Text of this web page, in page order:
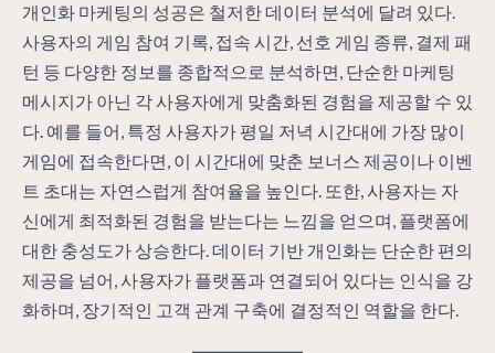
개인화 마케팅의 성공은 철저한 데이터 분석에 달려 있다.
사용자의 게임 참여 기록, 접속 시간, 선호 게임 종류, 결제 패
턴 등 다양한 정보를 종합적으로 분석하면, 단순한 마케팅
메시지가 아닌 각 사용자에게 맞춤화된 경험을 제공할 수 있
다. 예를 들어, 특정 사용자가 평일 저녁 시간대에 가장 많이
게임에 접속한다면, 이 시간대에 맞춘 보너스 제공이나 이벤
트 초대는 자연스럽게 참여율을 높인다. 또한, 사용자는 자
신에게 최적화된 경험을 받는다는 느낌을 얻으며, 플랫폼에
대한 충성도가 상승한다. 데이터 기반 개인화는 단순한 편의
제공을 넘어, 사용자가 플랫폼과 연결되어 있다는 인식을 강
화하며, 장기적인 고객 관계 구축에 결정적인 역할을 한다.